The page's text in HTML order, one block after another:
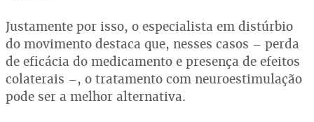
Justamente por isso, o especialista em distúrbio
do movimento destaca que, nesses casos – perda
de eficácia do medicamento e presença de efeitos
colaterais –, o tratamento com neuroestimulação
pode ser a melhor alternativa.